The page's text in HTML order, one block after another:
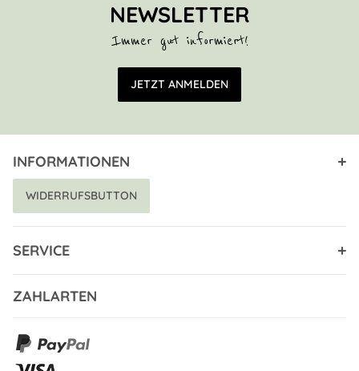
NEWSLETTER
Immer gut informiert!
E-Mail Adresse
JETZT ANMELDEN
INFORMATIONEN
WIDERRUFSBUTTON
SERVICE
ZAHLARTEN